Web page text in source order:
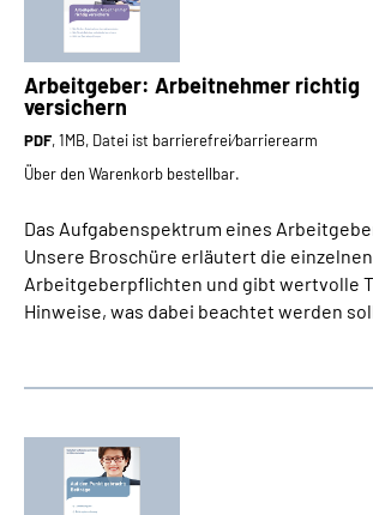
Arbeitgeber: Arbeitnehmer richtig
versichern
PDF, 1MB, Datei ist barrierefrei⁄barrierearm
Über den Warenkorb bestellbar.
Das Aufgabenspektrum eines
Unsere Broschüre erläutert die einzelnen
Arbeitgeberpflichten und gibt wertvolle
Hinweise, was dabei beachtet werden